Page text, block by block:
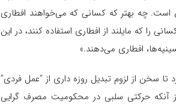
است. چه بهتر که کسانی که می‌خواهند افطاری
را که مایلند از افطاری استفاده کنند، در این
افطاری می‌دهند.»
سخن از لزوم تبدیل روزه داری از “عمل فردی”
آنکه حرکتی سلبی در محکومیت مصرف گرایی